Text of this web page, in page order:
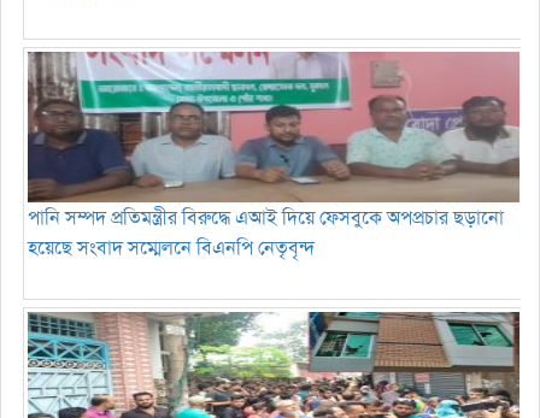
পানি সম্পদ প্রতিমন্ত্রীর বিরুদ্ধে এআই দিয়ে ফেসবুকে অপপ্রচার ছড়ানো
হয়েছে সংবাদ সম্মেলনে বিএনপি নেতৃবৃন্দ